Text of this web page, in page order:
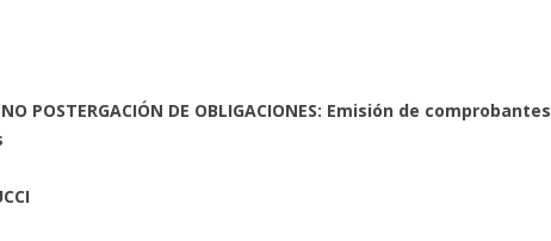
NO POSTERGACIÓN DE OBLIGACIONES: Emisión de comprobantes